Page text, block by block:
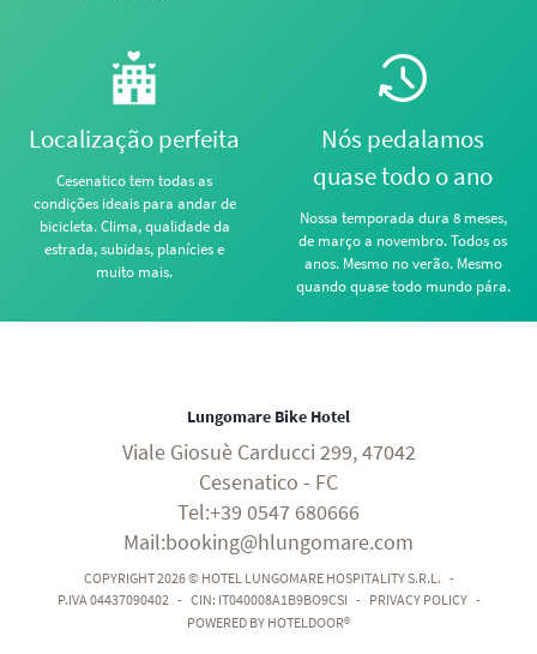
Localização perfeita
Cesenatico tem todas as
condições ideais para andar de
bicicleta. Clima, qualidade da
estrada, subidas, planícies e
muito mais.
Nós pedalamos
quase todo o ano
Nossa temporada dura 8 meses,
de março a novembro. Todos os
anos. Mesmo no verão. Mesmo
quando quase todo mundo pára.
Lungomare Bike Hotel
Viale Giosuè Carducci 299, 47042
Cesenatico - FC
Tel:+39 0547 680666
Mail:booking@hlungomare.com
COPYRIGHT 2026 © HOTEL LUNGOMARE HOSPITALITY S.R.L. -
P.IVA 04437090402 - CIN: IT040008A1B9BO9CSI - PRIVACY POLICY -
POWERED BY HOTELDOOR®